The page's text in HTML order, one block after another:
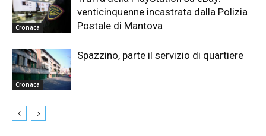
Cronaca
venticinquenne incastrata dalla Polizia
Postale di Mantova
Cronaca
Spazzino, parte il servizio di quartiere